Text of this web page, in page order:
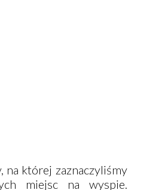
której zaznaczyliśmy
miejsc na wyspie.